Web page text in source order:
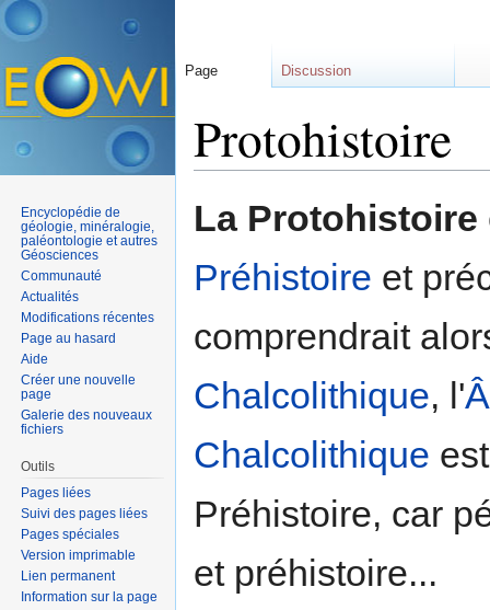
Protohistoire
La Protohistoire
Préhistoire et
comprendrait
Chalcolithique, l'
Chalcolithique
Préhistoire, car
et préhistoire...
Page Discussion
Encyclopédie de
géologie, minéralogie,
paléontologie et autres
Géosciences
Communauté
Actualités
Modifications récentes
Page au hasard
Aide
Créer une nouvelle
page
Galerie des nouveaux
fichiers
Outils
Pages liées
Suivi des pages liées
Pages spéciales
Version imprimable
Lien permanent
Information sur la page